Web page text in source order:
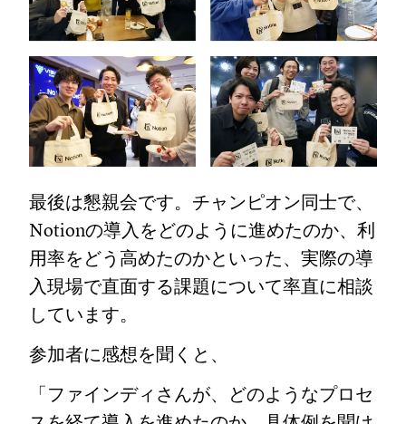
最後は懇親会です。チャンピオン同士で、
Notionの導入をどのように進めたのか、利
用率をどう高めたのかといった、実際の導
入現場で直面する課題について率直に相談
しています。
参加者に感想を聞くと、
「ファインディさんが、どのようなプロセ